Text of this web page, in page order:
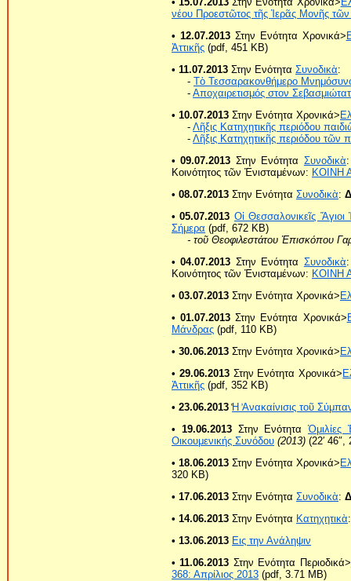
νέου Προεστῶτος τῆς Ἱερᾶς Μονῆς
• 12.07.2013Στην Ενότητα Χρονικά>
Ἀττικῆς (pdf, 451 KB)
• 11.07.2013 Στην Ενότητα Συνοδικὰ:
- Τὸ Τεσσαρακονθήμερο
- Αποχαιρετισμός στον
• 10.07.2013 Στην Ενότητα Χρονικά>
- Λῆξις Κατηχητικῆς περιόδου
- Λῆξις Κατηχητικῆς περιόδου
• 09.07.2013 Στην Ενότητα Συνοδικὰ
Κοινότητος τῶν Ἐνισταμένων: ΚΟΙΝΗ
• 08.07.2013 Στην Ενότητα Συνοδικὰ:
• 05.07.2013 Οἱ Θεσσαλονικεῖς
Σήμερα (pdf, 672 KB)
- τοῦ Θεοφιλεστάτου Ἐπισκόπου
• 04.07.2013 Στην Ενότητα Συνοδικὰ
Κοινότητος τῶν Ἐνισταμένων: ΚΟΙΝΗ
• 03.07.2013 Στην Ενότητα Χρονικά>
• 01.07.2013 Στην Ενότητα Χρονικά>
Μάνδρας (pdf, 110 KB)
• 30.06.2013 Στην Ενότητα Χρονικά>
• 29.06.2013Στην Ενότητα Χρονικά>
Ἀττικῆς (pdf, 352 KB)
• 23.06.2013 ̔Η ̓Ανακαίνισις τοῦ
• 19.06.2013Στην Ενότητα Ὁμιλίες
Οικουμενικής Συνόδου (2013) (22′
• 18.06.2013 Στην Ενότητα Χρονικά>
320 KB)
• 17.06.2013 Στην Ενότητα Συνοδικὰ:
• 14.06.2013 Στην Ενότητα Κατηχητικὰ
• 13.06.2013 Εις την Ανάληψιν
• 11.06.2013 Στην Ενότητα Περιοδικά>
368: Απρίλιος 2013 (pdf, 3.71 ΜB)